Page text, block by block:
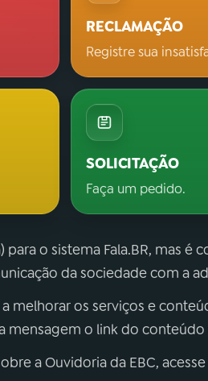
RECLAMAÇÃO
Registre sua
SOLICITAÇÃO
Faça um pedido.
o sistema Fala.BR, mas é
da sociedade com a
a melhorar os serviços e
mensagem o link do
a Ouvidoria da EBC,